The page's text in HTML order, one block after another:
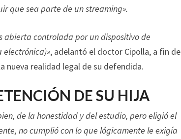
que sea parte de un streaming».
abierta controlada por un dispositivo de
electrónica)», adelantó el doctor Cipolla, a fin de
nueva realidad legal de su defendida.
DE SU HIJA
de la honestidad y del estudio, pero eligió el
no cumplió con lo que lógicamente le exigía